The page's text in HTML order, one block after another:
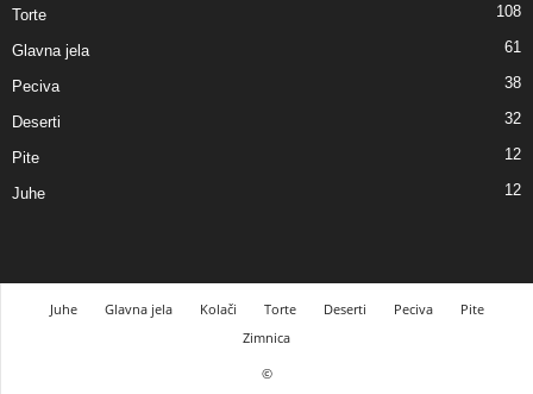
Torte 108
Glavna jela 61
Peciva 38
Deserti 32
Pite 12
Juhe 12
Juhe Glavna jela Kolači Torte Deserti Peciva
Pite
Zimnica
©